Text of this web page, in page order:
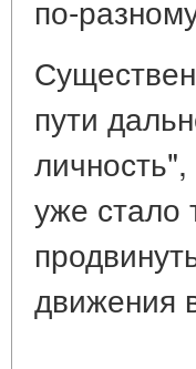
по-
пути
уже стало
движения